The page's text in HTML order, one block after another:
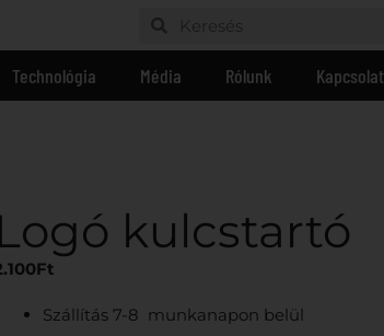
Technológia Média Rólunk Kapcsolat
Logó kulcstartó
Ft
Szállítás 7-8 munkanapon belül